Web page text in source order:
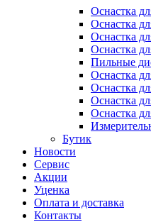
Оснастка
Оснастка
Оснастка
Оснастка
Пильные
Оснастка
Оснастка
Оснастка
Оснастка
Бутик
Новости
Сервис
Акции
Уценка
Оплата и доставка
Контакты